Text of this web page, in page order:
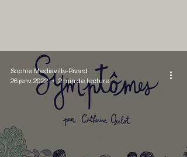
Sophie Mediavilla-Rivard
26 janv. 2022
2 min de lecture